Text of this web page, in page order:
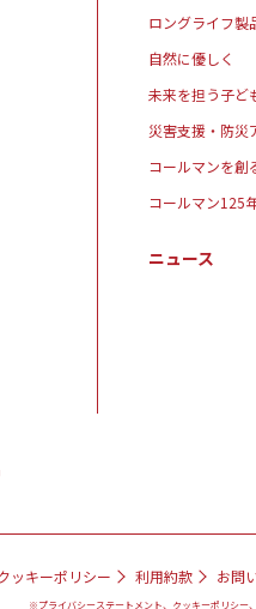
ロングライフ製
自然に優しく
未来を担う子ど
災害支援・防災
コールマンを創
コールマン125
ニュース
ッキーポリシー 利用約款 お問
※プライバシーステートメント、クッキーポリシー